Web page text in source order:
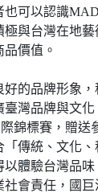
也可以認識
極與台灣在地
價值。
好的品牌形象
臺灣品牌與文
錦標賽，贈送
「傳統、文化
以體驗台灣品
會責任，國巨